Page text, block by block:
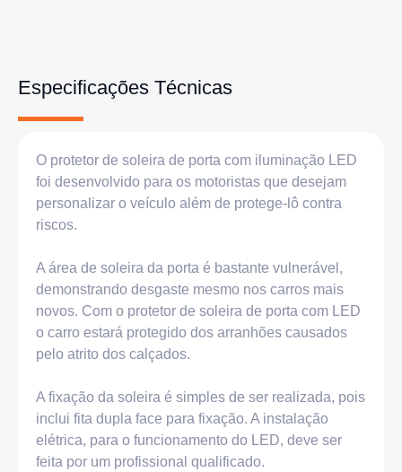
Especificações Técnicas
O protetor de soleira de porta com iluminação LED
foi desenvolvido para os motoristas que desejam
personalizar o veículo além de protege-lô contra
riscos.
A área de soleira da porta é bastante vulnerável,
demonstrando desgaste mesmo nos carros mais
novos. Com o protetor de soleira de porta com LED
o carro estará protegido dos arranhões causados
pelo atrito dos calçados.
A fixação da soleira é simples de ser realizada, pois
inclui fita dupla face para fixação. A instalação
elétrica, para o funcionamento do LED, deve ser
feita por um profissional qualificado.